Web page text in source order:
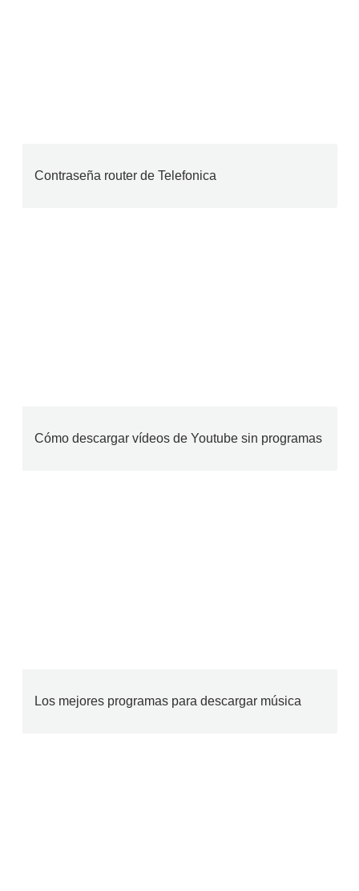
Contraseña router de Telefonica
Cómo descargar vídeos de Youtube sin programas
Los mejores programas para descargar música